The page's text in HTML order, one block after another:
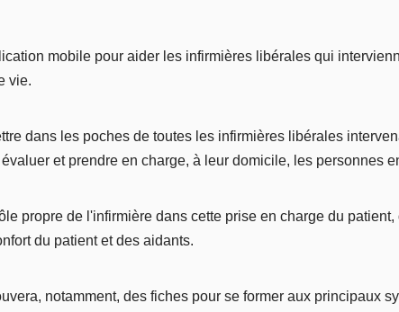
mobile pour aider les infirmières libérales qui
vie.
dans les poches de toutes les infirmières libérales
et prendre en charge, à leur domicile, les personnes
propre de l'infirmière dans cette prise en charge du
du patient et des aidants.
notamment, des fiches pour se former aux principaux